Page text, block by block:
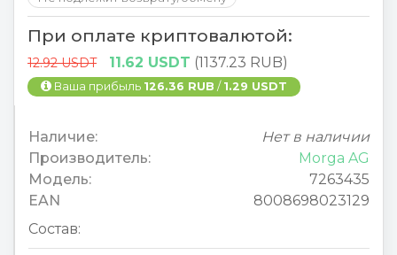
При оплате криптовалютой:
12.92 USDT 11.62 USDT (1137.23 RUB)
Ваша прибыль 126.36 RUB / 1.29 USDT
Наличие:
Нет в наличии
Производитель:
Morga AG
Модель:
7263435
EAN
8008698023129
Состав: